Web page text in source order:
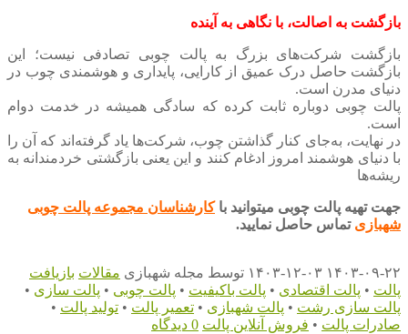
بازگشت به اصالت، با نگاهی به آینده
بازگشت شرکت‌های بزرگ به پالت چوبی تصادفی نیست؛ این
بازگشت حاصل درک عمیق از کارایی، پایداری و هوشمندی چوب در
دنیای مدرن است.
پالت چوبی دوباره ثابت کرده که سادگی همیشه در خدمت دوام
است.
در نهایت، به‌جای کنار گذاشتن چوب، شرکت‌ها یاد گرفته‌اند که آن را
با دنیای هوشمند امروز ادغام کنند و این یعنی بازگشتی خردمندانه به
ریشه‌ها
جهت تهیه پالت چوبی میتوانید با کارشناسان مجموعه پالت چوبی
شهبازی تماس حاصل نمایید.
۱۴۰۳-۰۹-۲۲ ۱۴۰۳-۱۲-۰۳ توسط مجله شهبازی مقالات بازیافت
پالت • پالت اقتصادی • پالت باکیفیت • پالت چوبی • پالت سازی •
پالت سازی رشت • پالت شهبازی • تعمیر پالت • تولید پالت •
صادرات پالت • فروش آنلاین پالت 0 دیدگاه